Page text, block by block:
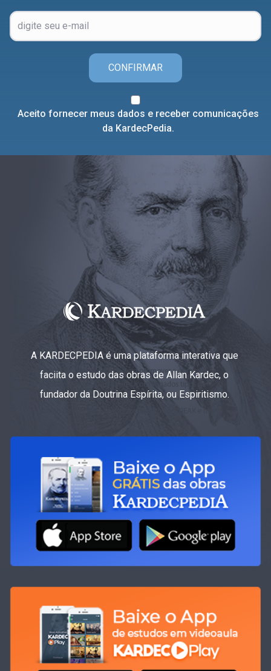
CONFIRMAR
Aceito fornecer meus dados e receber comunicações
da KardecPedia.
A KARDECPEDIA é uma plataforma interativa que
faciita o estudo das obras de Allan Kardec, o
fundador da Doutrina Espírita, ou Espiritismo.